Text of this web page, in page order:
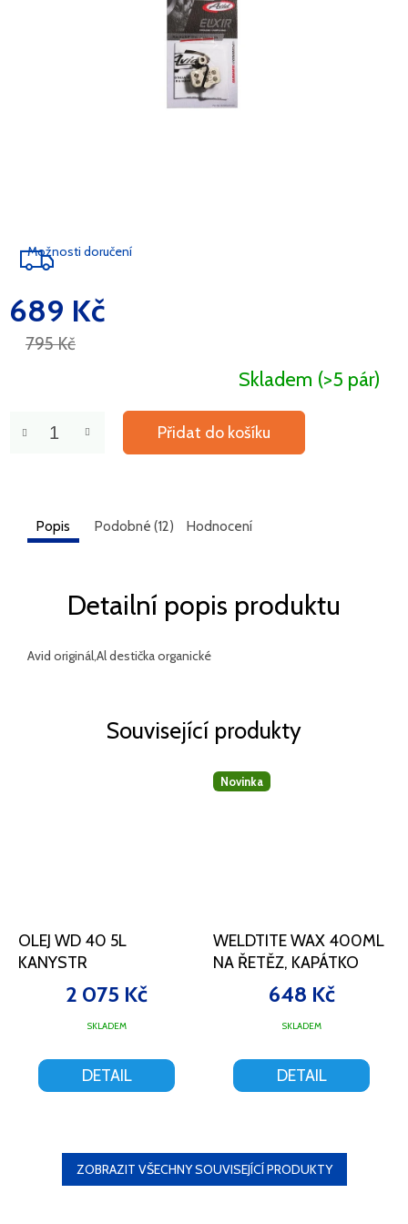
795 Kč
689 Kč
Měrná
cena:
Skladem (>5 pár)
Možnosti doručení
Přidat do košíku
Související produkty
OLEJ WD 40 5L
KANYSTR
SKLADEM
2 075 Kč
DETAIL
Novinka
WELDTITE WAX 400ML
NA ŘETĚZ, KAPÁTKO
SKLADEM
648 Kč
DETAIL
ZOBRAZIT VŠECHNY SOUVISEJÍCÍ PRODUKTY
Popis Podobné (12) Hodnocení
Detailní popis produktu
Avid originál,Al destička organické